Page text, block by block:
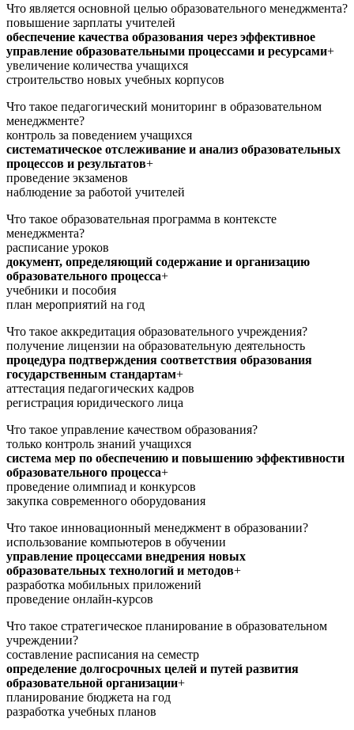
Что является основной целью образовательного менеджмента?
повышение зарплаты учителей
обеспечение качества образования через эффективное
управление образовательными процессами и ресурсами+
увеличение количества учащихся
строительство новых учебных корпусов
Что такое педагогический мониторинг в образовательном
менеджменте?
контроль за поведением учащихся
систематическое отслеживание и анализ образовательных
процессов и результатов+
проведение экзаменов
наблюдение за работой учителей
Что такое образовательная программа в контексте
менеджмента?
расписание уроков
документ, определяющий содержание и организацию
образовательного процесса+
учебники и пособия
план мероприятий на год
Что такое аккредитация образовательного учреждения?
получение лицензии на образовательную деятельность
процедура подтверждения соответствия образования
государственным стандартам+
аттестация педагогических кадров
регистрация юридического лица
Что такое управление качеством образования?
только контроль знаний учащихся
система мер по обеспечению и повышению эффективности
образовательного процесса+
проведение олимпиад и конкурсов
закупка современного оборудования
Что такое инновационный менеджмент в образовании?
использование компьютеров в обучении
управление процессами внедрения новых
образовательных технологий и методов+
разработка мобильных приложений
проведение онлайн-курсов
Что такое стратегическое планирование в образовательном
учреждении?
составление расписания на семестр
определение долгосрочных целей и путей развития
образовательной организации+
планирование бюджета на год
разработка учебных планов